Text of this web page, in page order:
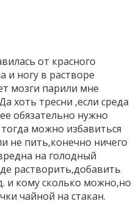
от красного
и ногу в растворе
мозги парили мне
хоть тресни ,если среда
обязательно нужно
можно избавиться
не пить,конечно ничего
на голодный
растворить,добавить
и кому сколько можно,но
чайной на стакан.